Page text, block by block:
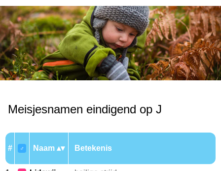
Meisjesnamen eindigend op J
# ♂ Naam Betekenis